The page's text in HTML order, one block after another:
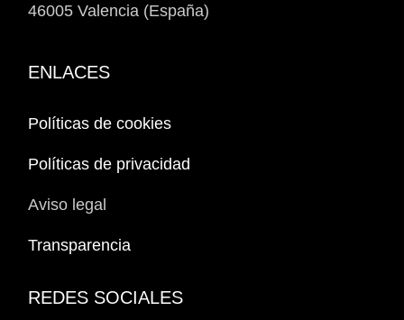
46005 Valencia (España)
ENLACES
Políticas de cookies
Políticas de privacidad
Aviso legal
Transparencia
REDES SOCIALES